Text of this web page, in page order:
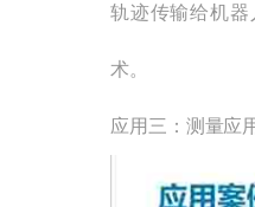
轨迹传输给机
术。
应用三：测量应